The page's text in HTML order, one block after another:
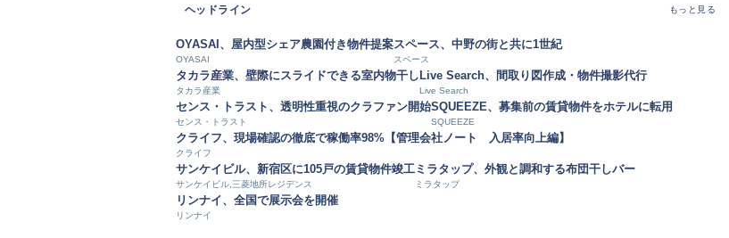
ヘッドライン もっと見る
OYASAI、屋内型シェア農園付き物件提案
OYASAI
スペース、中野の街と共に1世紀
スペース
タカラ産業、壁際にスライドできる室内物干し
タカラ産業
Live Search、間取り図作成・物件撮影代行
Live Search
センス・トラスト、透明性重視のクラファン開始
センス・トラスト
SQUEEZE、募集前の賃貸物件をホテルに転用
SQUEEZE
クライフ、現場確認の徹底で稼働率98%【管理会社ノート 入居率向上編】
クライフ
サンケイビル、新宿区に105戸の賃貸物件竣工
サンケイビル,三菱地所レジデンス
ミラタップ、外観と調和する布団干しバー
ミラタップ
リンナイ、全国で展示会を開催
リンナイ